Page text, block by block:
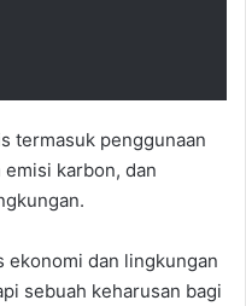
termasuk penggunaan
karbon, dan
ekonomi dan lingkungan
sebuah keharusan bagi